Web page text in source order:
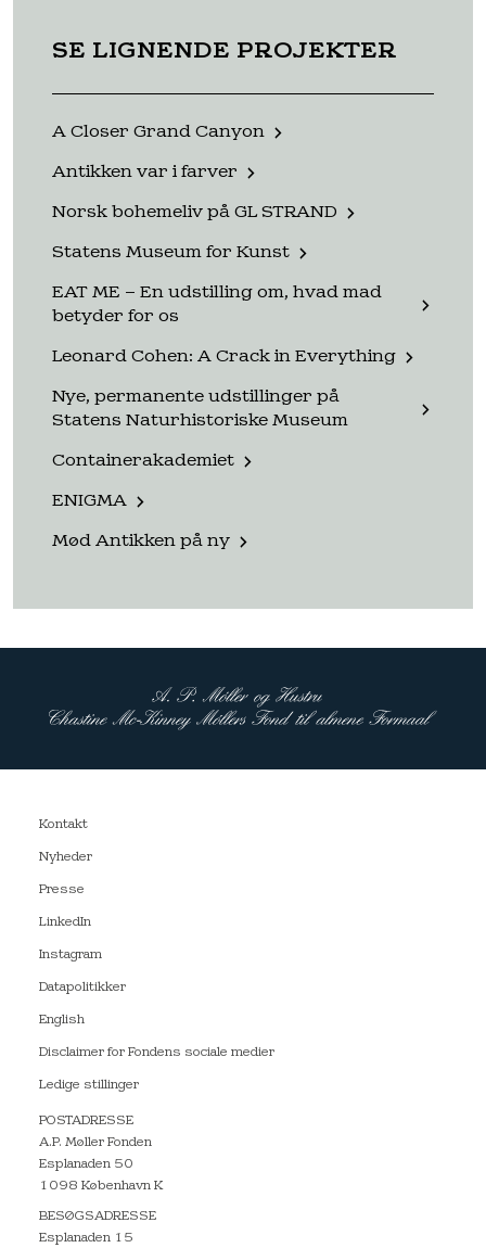
SE LIGNENDE PROJEKTER
A Closer Grand Canyon
Antikken var i farver
Norsk bohemeliv på GL STRAND
Statens Museum for Kunst
EAT ME – En udstilling om, hvad mad
betyder for os
Leonard Cohen: A Crack in Everything
Nye, permanente udstillinger på
Statens Naturhistoriske Museum
Containerakademiet
ENIGMA
Mød Antikken på ny
Kontakt
Nyheder
Presse
LinkedIn
Instagram
Datapolitikker
English
Disclaimer for Fondens sociale medier
Ledige stillinger
POSTADRESSE
A.P. Møller Fonden
Esplanaden 50
1098 København K
BESØGSADRESSE
Esplanaden 15